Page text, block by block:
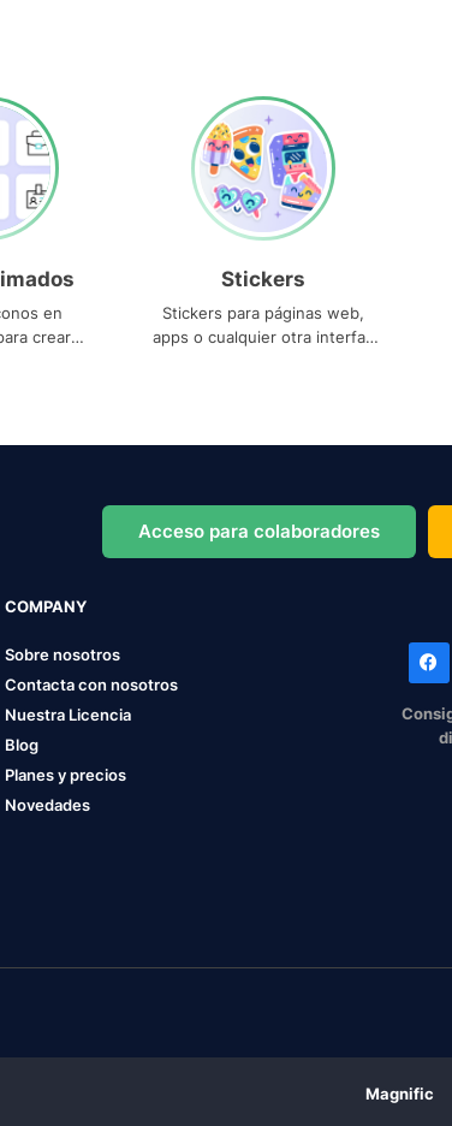
en
crear
Stickers
Stickers para páginas web,
apps o cualquier otra interfaz
Acceso para colaboradores
COMPANY
Sobre nosotros
Contacta con nosotros
Nuestra Licencia
Blog
Planes y precios
Novedades
Magnific